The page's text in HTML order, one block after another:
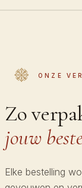
ONZE
Zo
jouw
Elke bestelling